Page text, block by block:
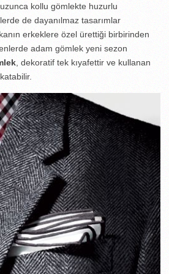
kollu gömlekte huzurlu
de dayanılmaz tasarımlar
erkeklere özel ürettiği birbirinden
adam gömlek yeni sezon
, dekoratif tek kıyafettir ve kullanan